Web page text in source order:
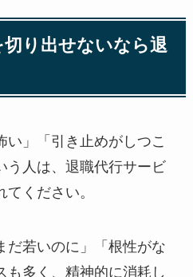
り出せないなら退
い」「引き止めがしつこ
う人は、退職代行サービ
ください。
だ若いのに」「根性がな
も多く、精神的に消耗し